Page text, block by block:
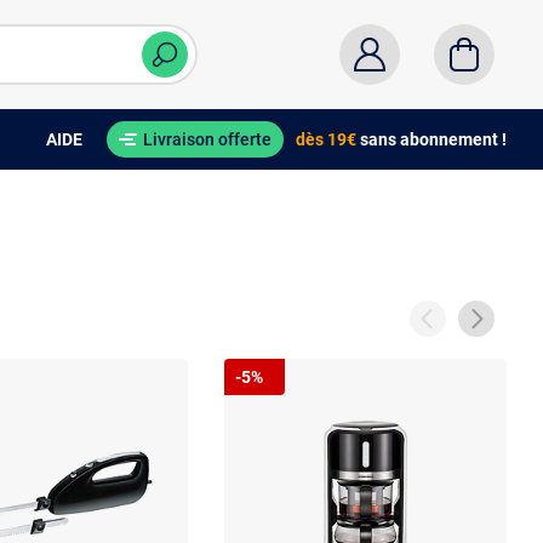
AIDE Livraison offerte dès 19€sans abonnement !
-5%